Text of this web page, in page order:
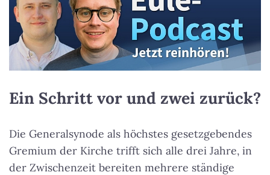
Ein Schritt vor und zwei zurück?
Die Generalsynode als höchstes gesetzgebendes
Gremium der Kirche trifft sich alle drei Jahre, in
der Zwischenzeit bereiten mehrere ständige